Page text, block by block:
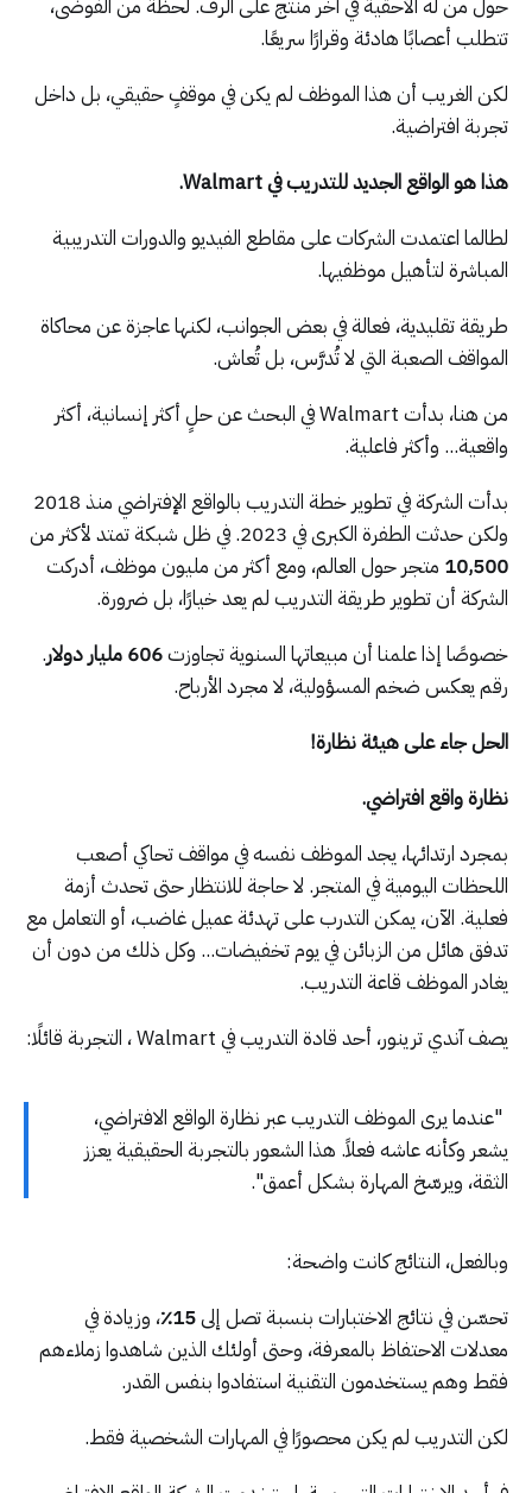
حول من له الأحقية في آخر منتج على الرف. لحظة من الفوضى،
تتطلب أعصابًا هادئة وقرارًا سريعًا.
لكن الغريب أن هذا الموظف لم يكن في موقفٍ حقيقي، بل داخل
تجربة افتراضية.
هذا هو الواقع الجديد للتدريب في Walmart.
لطالما اعتمدت الشركات على مقاطع الفيديو والدورات التدريبية
المباشرة لتأهيل موظفيها.
طريقة تقليدية، فعالة في بعض الجوانب، لكنها عاجزة عن محاكاة
المواقف الصعبة التي لا تُدرَّس، بل تُعاش.
من هنا، بدأت Walmart في البحث عن حلٍ أكثر إنسانية، أكثر
واقعية... وأكثر فاعلية.
بدأت الشركة في تطوير خطة التدريب بالواقع الإفتراضي منذ 2018
ولكن حدثت الطفرة الكبرى في 2023. في ظل شبكة تمتد لأكثر من
10,500 متجر حول العالم، ومع أكثر من مليون موظف، أدركت
الشركة أن تطوير طريقة التدريب لم يعد خيارًا، بل ضرورة.
خصوصًا إذا علمنا أن مبيعاتها السنوية تجاوزت606 مليار دولار
.
رقم يعكس ضخم المسؤولية، لا مجرد الأرباح.
الحل جاء على هيئة نظارة!
نظارة واقع افتراضي.
بمجرد ارتدائها، يجد الموظف نفسه في مواقف تحاكي أصعب
اللحظات اليومية في المتجر. لا حاجة للانتظار حتى تحدث أزمة
فعلية. الآن، يمكن التدرب على تهدئة عميل غاضب، أو التعامل مع
تدفق هائل من الزبائن في يوم تخفيضات... وكل ذلك من دون أن
يغادر الموظف قاعة التدريب.
يصف آندي ترينور، أحد قادة التدريب في Walmart ، التجربة قائلًا:
"عندما يرى الموظف التدريب عبر نظارة الواقع الافتراضي،
يشعر وكأنه عاشه فعلاً. هذا الشعور بالتجربة الحقيقية يعزز
الثقة، ويرسّخ المهارة بشكل أعمق".
وبالفعل، النتائج كانت واضحة:
تحسّن في نتائج الاختبارات بنسبة تصل إلى
، وزيادة في
معدلات الاحتفاظ بالمعرفة، وحتى أولئك الذين شاهدوا زملاءهم
فقط وهم يستخدمون التقنية استفادوا بنفس القدر.
لكن التدريب لم يكن محصورًا في المهارات الشخصية فقط.